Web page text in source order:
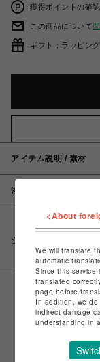
獲得ポイントの確
この商品について
ギフト：ラッピン
アイテム説明 / 素材
注意事項
シェアする
<About
We will translate
automatic
Since this service
translated
page before
In addition, we
indirect damage
understanding in